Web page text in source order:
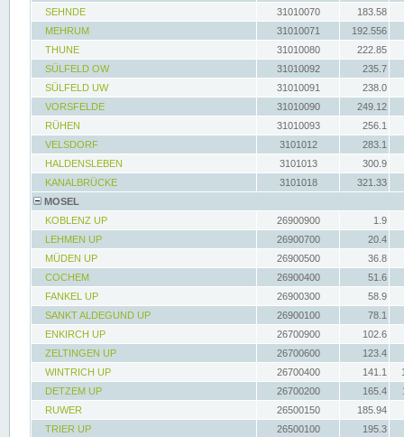
SEHNDE 31010070
183.58
MEHRUM
31010071
192.556
THUNE
31010080
222.85
SÜLFELD OW
31010092
235.7
SÜLFELD UW
31010091
238.0
VORSFELDE
31010090
249.12
RÜHEN
31010093
256.1
VELSDORF
3101012
283.1
HALDENSLEBEN
3101013
300.9
KANALBRÜCKE
3101018
321.33
MOSEL
KOBLENZ UP
26900900
1.9
LEHMEN UP
26900700
20.4
MÜDEN UP
26900500
36.8
COCHEM
26900400
51.6
FANKEL UP
26900300
58.9
SANKT ALDEGUND UP
26900100
78.1
ENKIRCH UP
26700900
102.6
ZELTINGEN UP
26700600
123.4
WINTRICH UP
26700400 141.1
DETZEM UP
26700200 165.4
RUWER
26500150
185.94
TRIER UP
26500100
195.3